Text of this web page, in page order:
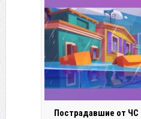
Пострадавшие от ЧС